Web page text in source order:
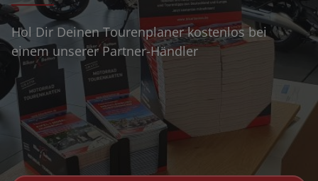
Hol Dir Deinen Tourenplaner kostenlos bei
einem unserer Partner-Händler